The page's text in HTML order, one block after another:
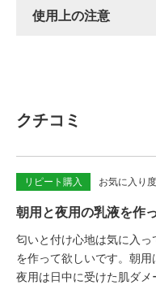
使用上の注意
クチコミ
リピート購入 お気に入り度
朝用と夜用の乳液を作
匂いと付け心地は気に入
を作って欲しいです。朝用
夜用は日中に受けた肌ダ